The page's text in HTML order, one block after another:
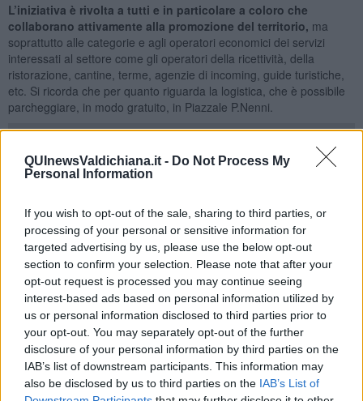
QUInewsValdichiana.it - Do Not Process My
Personal Information
If you wish to opt-out of the sale, sharing to third parties, or
processing of your personal or sensitive information for
targeted advertising by us, please use the below opt-out
section to confirm your selection. Please note that after your
opt-out request is processed you may continue seeing
interest-based ads based on personal information utilized by
us or personal information disclosed to third parties prior to
your opt-out. You may separately opt-out of the further
disclosure of your personal information by third parties on the
IAB’s list of downstream participants. This information may
also be disclosed by us to third parties on the IAB’s List of
L’iniziativa è rivolta a tutti e in particolare a coloro che
collaborano attivamente alla promozione del territorio, ma
soprattutto alle categorie e agli operatori economici dei servizi
interessati al settore come gli operatori della ricettività, della
ristorazione, cantine, terme, agenzie di incoming, guide turistiche,
etc. Si ricorda che per quanto riguarda la logistica, che è possibile
parcheggiare, in modo gratuito, in Piazzale P.Nenni.
“Conoscere il profilo dell'ospite che sceglie di soggiornare in un
adeguata, sostenibile e realmente attrattiva, per questo abbiamo
commissionato al Centro Studi Turistici di Firenze uno studio
approfondito su questi aspetti, come comuni dell’Ambito Turistico
Valdichiana Senese. Anche dopo la pandemia, nel turismo stanno
cambiando i modelli organizzativi, le tipologie di prodotti richiesti, le
esigenze, le stesse modalità di acquisto e di consumo dei beni e
dei servizi. Per questo è necessaria una maggiore conoscenza del
mercato per facilitare il riposizionamento di tutto il sistema di
offerta” -commenta Michele Angiolini, Sindaco di
Montepulciano,comune capofila dell’Ambito Turistico Valdichiana
Senese, che interessa i Comuni di Cetona, Chianciano Terme,
Chiusi, Montepulciano, San Casciano dei Bagni, Sarteano,